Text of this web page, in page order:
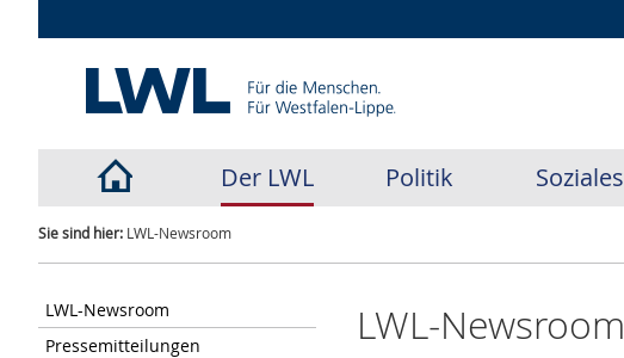
Der LWL Politik Soziales
Sie sind hier: LWL-Newsroom
LWL-Newsroom
Pressemitteilungen
LWL-Newsroom